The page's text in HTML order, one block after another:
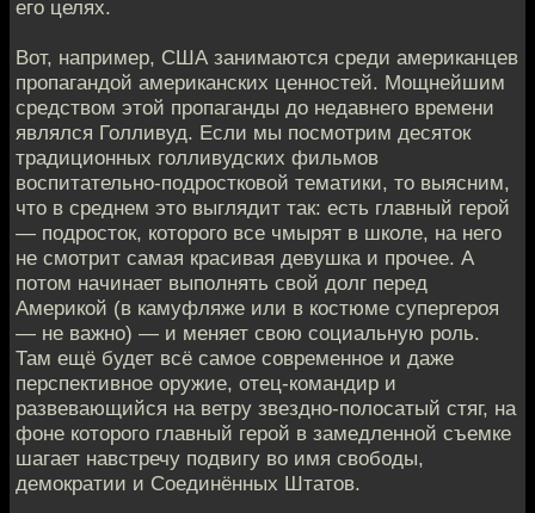
его целях.
Вот, например, США занимаются среди американцев
пропагандой американских ценностей. Мощнейшим
средством этой пропаганды до недавнего времени
являлся Голливуд. Если мы посмотрим десяток
традиционных голливудских фильмов
воспитательно-подростковой тематики, то выясним,
что в среднем это выглядит так: есть главный герой
— подросток, которого все чмырят в школе, на него
не смотрит самая красивая девушка и прочее. А
потом начинает выполнять свой долг перед
Америкой (в камуфляже или в костюме супергероя
— не важно) — и меняет свою социальную роль.
Там ещё будет всё самое современное и даже
перспективное оружие, отец-командир и
развевающийся на ветру звездно-полосатый стяг, на
фоне которого главный герой в замедленной съемке
шагает навстречу подвигу во имя свободы,
демократии и Соединённых Штатов.